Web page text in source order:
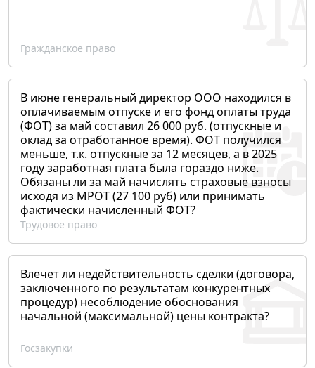
Гражданское право
В июне генеральный директор ООО находился в
оплачиваемым отпуске и его фонд оплаты труда
(ФОТ) за май составил 26 000 руб. (отпускные и
оклад за отработанное время). ФОТ получился
меньше, т.к. отпускные за 12 месяцев, а в 2025
году заработная плата была гораздо ниже.
Обязаны ли за май начислять страховые взносы
исходя из МРОТ (27 100 руб) или принимать
фактически начисленный ФОТ?
Трудовое право
Влечет ли недействительность сделки (договора,
заключенного по результатам конкурентных
процедур) несоблюдение обоснования
начальной (максимальной) цены контракта?
Госзакупки